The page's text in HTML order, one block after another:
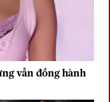
vẫn đồng hành